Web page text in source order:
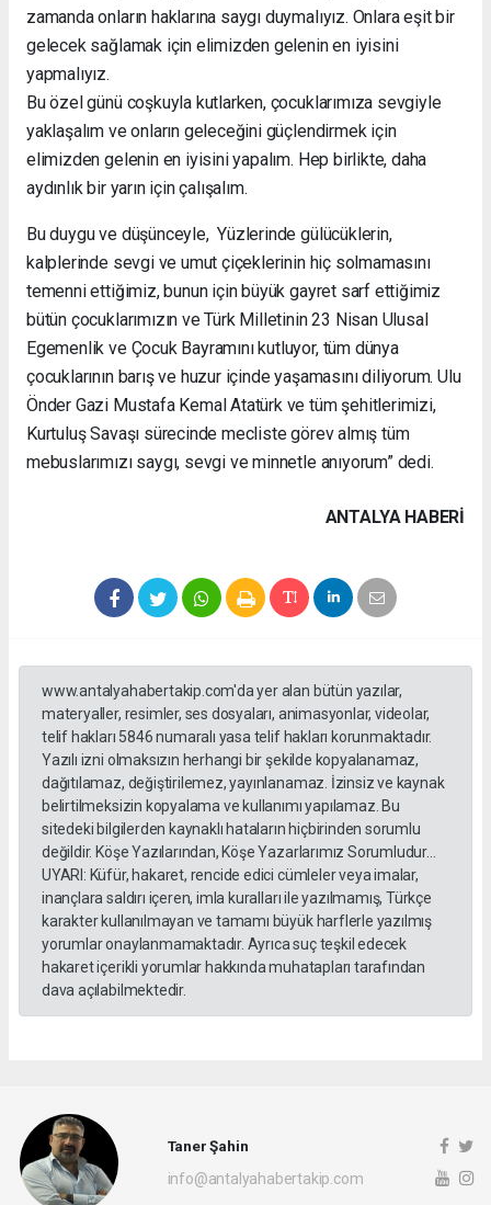
zamanda onların haklarına saygı duymalıyız. Onlara eşit bir
gelecek sağlamak için elimizden gelenin en iyisini
yapmalıyız.
Bu özel günü coşkuyla kutlarken, çocuklarımıza sevgiyle
yaklaşalım ve onların geleceğini güçlendirmek için
elimizden gelenin en iyisini yapalım. Hep birlikte, daha
aydınlık bir yarın için çalışalım.
Bu duygu ve düşünceyle, Yüzlerinde gülücüklerin,
kalplerinde sevgi ve umut çiçeklerinin hiç solmamasını
temenni ettiğimiz, bunun için büyük gayret sarf ettiğimiz
bütün çocuklarımızın ve Türk Milletinin 23 Nisan Ulusal
Egemenlik ve Çocuk Bayramını kutluyor, tüm dünya
çocuklarının barış ve huzur içinde yaşamasını diliyorum. Ulu
Önder Gazi Mustafa Kemal Atatürk ve tüm şehitlerimizi,
Kurtuluş Savaşı sürecinde mecliste görev almış tüm
mebuslarımızı saygı, sevgi ve minnetle anıyorum” dedi.
ANTALYA HABERİ
www.antalyahabertakip.com'da yer alan bütün yazılar,
materyaller, resimler, ses dosyaları, animasyonlar, videolar,
telif hakları 5846 numaralı yasa telif hakları korunmaktadır.
Yazılı izni olmaksızın herhangi bir şekilde kopyalanamaz,
dağıtılamaz, değiştirilemez, yayınlanamaz. İzinsiz ve kaynak
belirtilmeksizin kopyalama ve kullanımı yapılamaz. Bu
sitedeki bilgilerden kaynaklı hataların hiçbirinden sorumlu
değildir. Köşe Yazılarından, Köşe Yazarlarımız Sorumludur...
UYARI: Küfür, hakaret, rencide edici cümleler veya imalar,
inançlara saldırı içeren, imla kuralları ile yazılmamış, Türkçe
karakter kullanılmayan ve tamamı büyük harflerle yazılmış
yorumlar onaylanmamaktadır. Ayrıca suç teşkil edecek
hakaret içerikli yorumlar hakkında muhatapları tarafından
dava açılabilmektedir.
Taner Şahin
info@antalyahabertakip.com